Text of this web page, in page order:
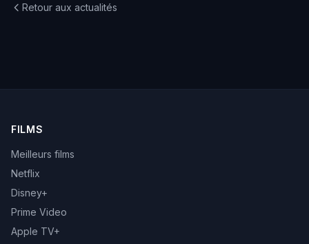
Retour aux actualités
FILMS
Meilleurs films
Netflix
Disney+
Prime Video
Apple TV+